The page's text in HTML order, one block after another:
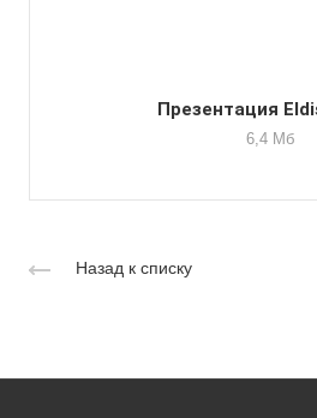
Презентация
6,4 Мб
Назад к списку